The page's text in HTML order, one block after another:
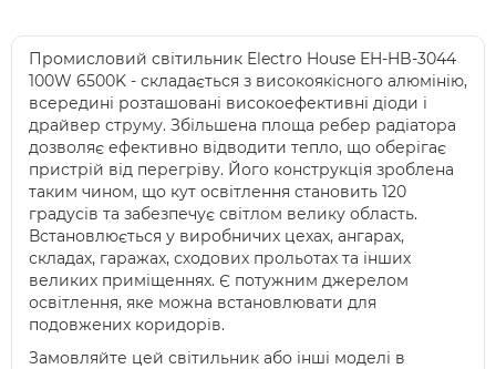
Промисловий світильник Electro House EH-HB-3044
100W 6500K - складається з високоякісного алюмінію,
всередині розташовані високоефективні діоди і
драйвер струму. Збільшена площа ребер радіатора
дозволяє ефективно відводити тепло, що оберігає
пристрій від перегріву. Його конструкція зроблена
таким чином, що кут освітлення становить 120
градусів та забезпечує світлом велику область.
Встановлюється у виробничих цехах, ангарах,
складах, гаражах, сходових прольотах та інших
великих приміщеннях. Є потужним джерелом
освітлення, яке можна встановлювати для
подовжених коридорів.
Замовляйте цей світильник або інші моделі в